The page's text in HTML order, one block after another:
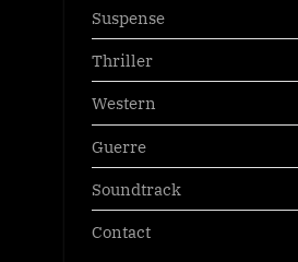
Suspense
Thriller
Western
Guerre
Soundtrack
Contact